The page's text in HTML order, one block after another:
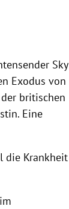
Sky
Exodus von
britischen
Eine
die Krankheit